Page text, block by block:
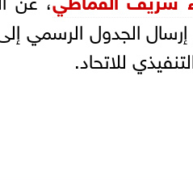
تم إرسال الجدول
للاتحاد.